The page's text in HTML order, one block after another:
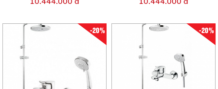
-20% -20%